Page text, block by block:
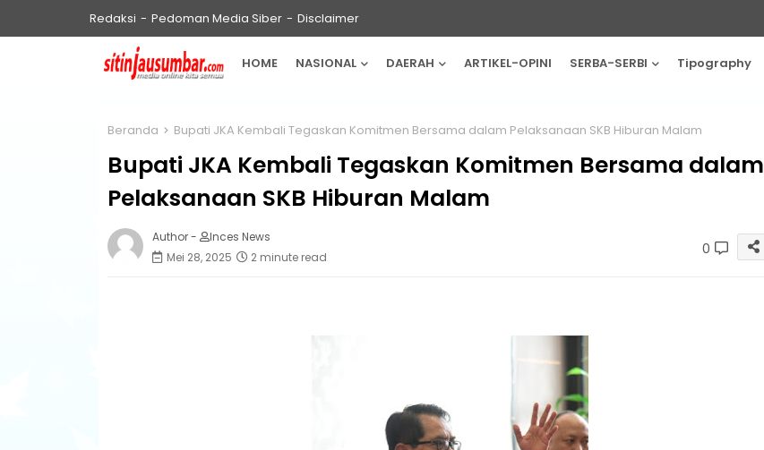
Redaksi Pedoman Media Siber Disclaimer
HOME NASIONAL DAERAH ARTIKEL-OPINI SERBA-SERBI Tipography
Beranda Bupati JKA Kembali Tegaskan Komitmen Bersama dalam Pelaksanaan SKB Hiburan Malam
Bupati JKA Kembali Tegaskan Komitmen Bersama dalam
Pelaksanaan SKB Hiburan Malam
Author -
Inces News
Mei 28, 2025
2 minute read 0